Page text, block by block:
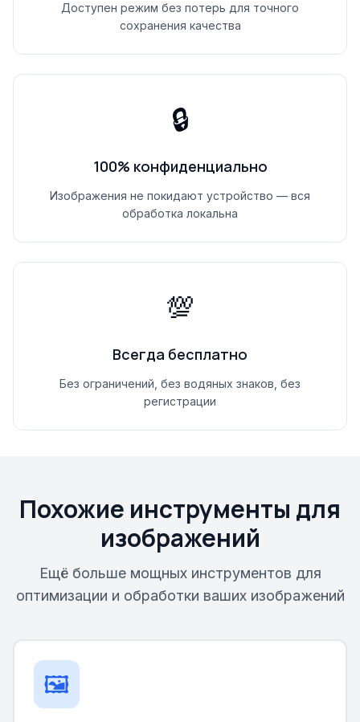
Доступен режим без потерь для точного
сохранения качества
🔒
100% конфиденциально
Изображения не покидают устройство — вся
обработка локальна
💯
Всегда бесплатно
Без ограничений, без водяных знаков, без
регистрации
Похожие инструменты для
изображений
Ещё больше мощных инструментов для
оптимизации и обработки ваших изображений
🖼️